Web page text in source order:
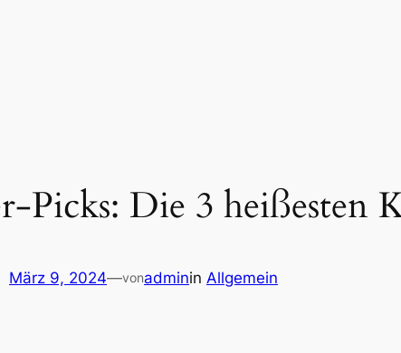
Picks: Die 3 heißesten
März 9, 2024—vonadminin Allgemein